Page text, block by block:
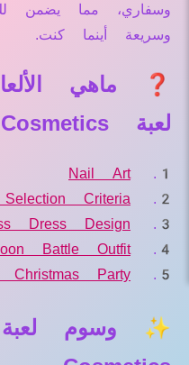
وسفاري، مما يضمن
وسريعة أينما كنت.
❓ ماهي
لعبة Fashionista Cosmetics؟
Nail Art
Criteria
Dress Design
Battle Outfit
Christmas Party